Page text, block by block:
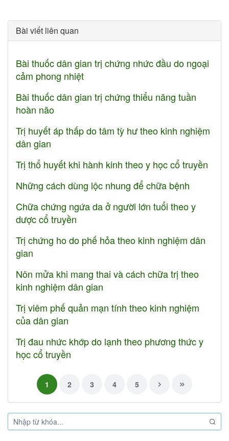
Bài viết liên quan
Bài thuốc dân gian trị chứng nhức đầu do ngoại
cảm phong nhiệt
Bài thuốc dân gian trị chứng thiểu năng tuần
hoàn não
Trị huyết áp thấp do tâm tỳ hư theo kinh nghiệm
dân gian
Trị thổ huyết khi hành kinh theo y học cổ truyền
Những cách dùng lộc nhung để chữa bệnh
Chữa chứng ngứa da ở người lớn tuổi theo y
dược cổ truyền
Trị chứng ho do phế hỏa theo kinh nghiệm dân
gian
Nôn mửa khi mang thai và cách chữa trị theo
kinh nghiệm dân gian
Trị viêm phế quản mạn tính theo kinh nghiệm
của dân gian
Trị đau nhức khớp do lạnh theo phương thức y
học cổ truyền
1 2 3 4 5